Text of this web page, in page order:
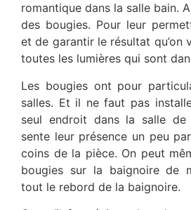
romantique dans la salle bain.
des bougies. Pour leur
et de garantir le résultat qu’on
toutes les lumières qui sont
Les bougies ont pour
salles. Et il ne faut pas
seul endroit dans la salle de
sente leur présence un peu
coins de la pièce. On peut
bougies sur la baignoire de
tout le rebord de la baignoire.